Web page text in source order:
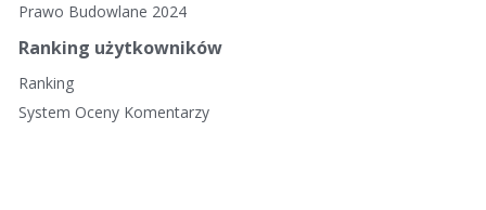
Prawo Budowlane 2024
Ranking użytkowników
Ranking
System Oceny Komentarzy